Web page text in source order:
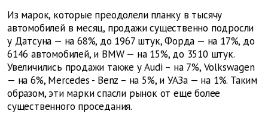
Из марок, которые преодолели планку в тысячу
автомобилей в месяц, продажи существенно подросли
у Датсуна — на 68%, до 1967 штук, Форда — на 17%, до
6146 автомобилей, и BMW — на 15%, до 3510 штук.
Увеличились продажи также у Audi – на 7%, Volkswagen
— на 6%, Mercedes - Benz – на 5%, и УАЗа — на 1%. Таким
образом, эти марки спасли рынок от еще более
существенного проседания.